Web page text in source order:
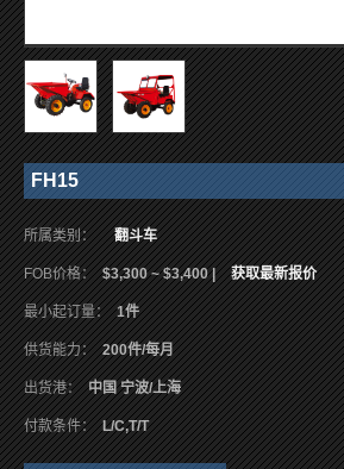
FH15
所属类别： 翻斗车
FOB价格： $3,300 ~ $3,400 | 获取最新报价
最小起订量： 1件
供货能力： 200件/每月
出货港： 中国 宁波/上海
付款条件： L/C,T/T